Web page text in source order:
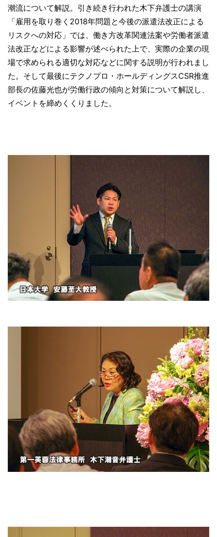
潮流について解説。引き続き行われた木下弁護士の講演
「雇用を取り巻く2018年問題と今後の派遣法改正による
リスクへの対応」では、働き方改革関連法案や労働者派遣
法改正などによる影響が述べられた上で、実際の企業の現
場で求められる適切な対応などに関する説明が行われまし
た。そして最後にテクノプロ・ホールディングスCSR推進
部長の佐藤光也が労働行政の傾向と対策について解説し、
イベントを締めくくりました。